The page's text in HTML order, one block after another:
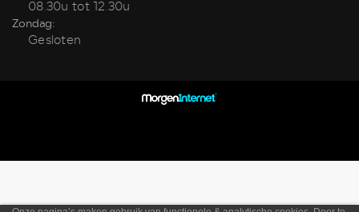
08.30u tot 12.30u
Zondag:
Gesloten